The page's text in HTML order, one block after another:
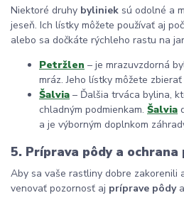
Niektoré druhy byliniek sú odolné a
jeseň. Ich lístky môžete používať aj
alebo sa dočkáte rýchleho rastu na
Petržlen – je mrazuvzdorná
mráz. Jeho lístky môžete
Šalvia – Ďalšia trváca bylina,
chladným podmienkam. Šalvia
a je výborným doplnkom
5. Príprava pôdy a ochrana
Aby sa vaše rastliny dobre zakorenili
venovať pozornosť aj príprave pôdy